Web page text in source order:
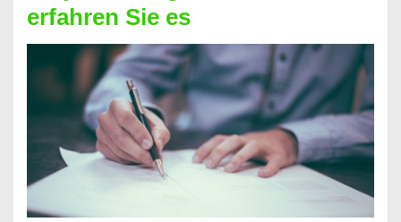
nicht
nur
für
Handy
möglich!
erfahren Sie es